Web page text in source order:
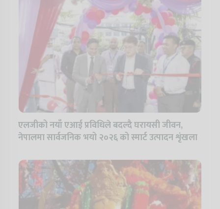
एलजीको नयाँ एआई प्रविधिले बदल्दै घरायसी जीवन,
नेपालमा सार्वजनिक भयो २०२६ को स्मार्ट उत्पादन शृंखला